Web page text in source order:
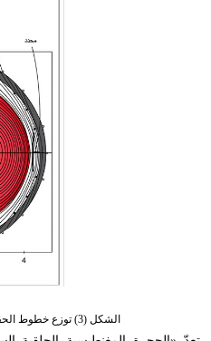
الشكل (3) توزع خطوط الحقل المغنطيسي وسطوحه داخل مقطع من السوار.